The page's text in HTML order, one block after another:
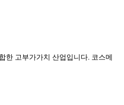
한 고부가가치 산업입니다. 코스메